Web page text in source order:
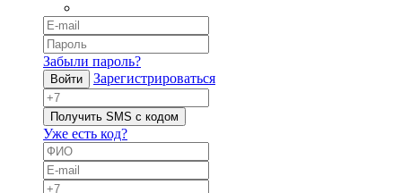
Забыли пароль?
Войти Зарегистрироваться
Получить SMS с кодом
Уже есть код?